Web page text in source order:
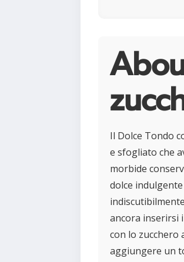
Il Dolce Tondo
e sfogliato che
morbide
dolce
ancora inserirsi
con lo zucchero
aggiungere un